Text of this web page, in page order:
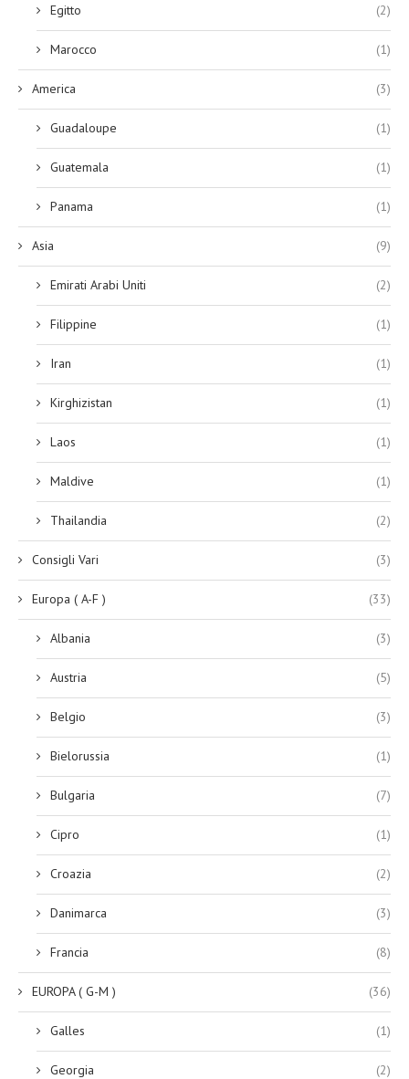
Egitto (2)
Marocco (1)
America (3)
Guadaloupe (1)
Guatemala (1)
Panama (1)
Asia (9)
Emirati Arabi Uniti (2)
Filippine (1)
Iran (1)
Kirghizistan (1)
Laos (1)
Maldive (1)
Thailandia (2)
Consigli Vari (3)
Europa ( A-F ) (33)
Albania (3)
Austria (5)
Belgio (3)
Bielorussia (1)
Bulgaria (7)
Cipro (1)
Croazia (2)
Danimarca (3)
Francia (8)
EUROPA ( G-M ) (36)
Galles (1)
Georgia (2)